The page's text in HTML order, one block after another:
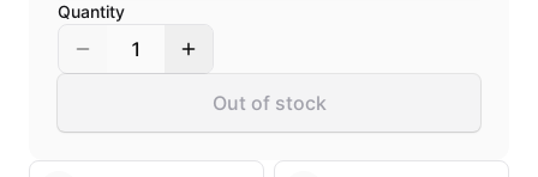
Quantity
1
Out of stock